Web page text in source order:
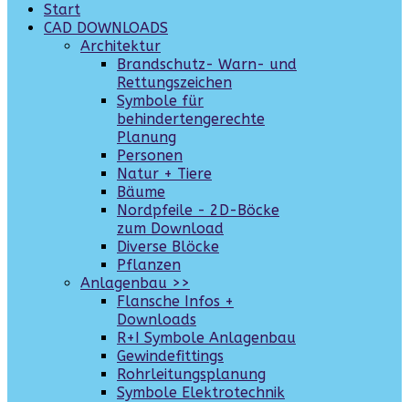
Start
CAD DOWNLOADS
Architektur
Brandschutz- Warn- und
Rettungszeichen
Symbole für
behindertengerechte
Planung
Personen
Natur + Tiere
Bäume
Nordpfeile - 2D-Böcke
zum Download
Diverse Blöcke
Pflanzen
Anlagenbau >>
Flansche Infos +
Downloads
R+I Symbole Anlagenbau
Gewindefittings
Rohrleitungsplanung
Symbole Elektrotechnik